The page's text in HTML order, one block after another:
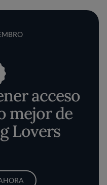
acceso
mejor de
Lovers